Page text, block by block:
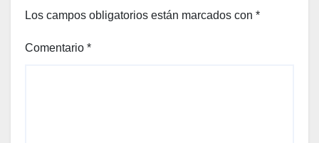
Los campos obligatorios están marcados con *
Comentario *